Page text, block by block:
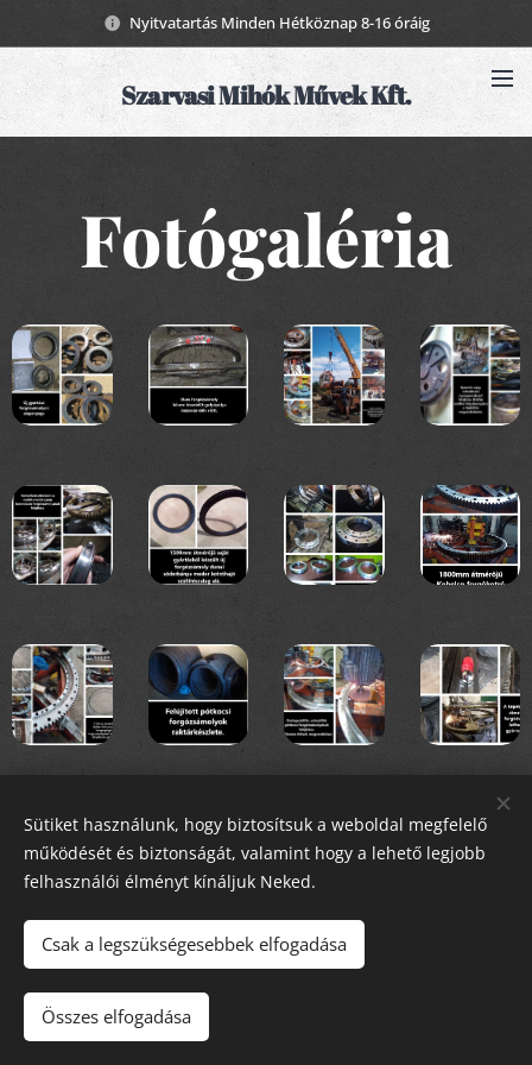
Nyitvatartás Minden Hétköznap 8-16 óráig
Szarvasi Mihók Művek Kft.
Fotógaléria
Nyitvatartás: Minden Hétköznap 8:00 - 16:00
Sütiket használunk, hogy biztosítsuk a weboldal megfelelő
működését és biztonságát, valamint hogy a lehető legjobb
felhasználói élményt kínáljuk Neked.
Csak a legszükségesebbek elfogadása
Összes elfogadása